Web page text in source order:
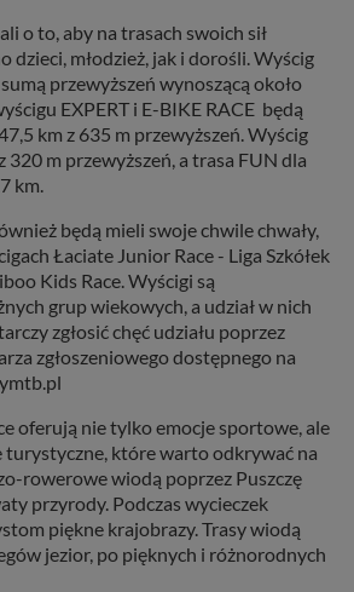
o to, aby na trasach swoich sił
dzieci, młodzież, jak i dorośli. Wyścig
przewyższeń wynoszącą około
EXPERT i E-BIKE RACE będą
km z 635 m przewyższeń. Wyścig
320 m przewyższeń, a trasa FUN dla
km.
będą mieli swoje chwile chwały,
Łaciate Junior Race - Liga Szkółek
Kids Race. Wyścigi są
grup wiekowych, a udział w nich
zgłosić chęć udziału poprzez
zgłoszeniowego dostępnego na
oferują nie tylko emocje sportowe, ale
turystyczne, które warto odkrywać na
rowerowe wiodą poprzez Puszczę
przyrody. Podczas wycieczek
piękne krajobrazy. Trasy wiodą
jezior, po pięknych i różnorodnych